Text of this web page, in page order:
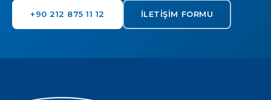
+90 212 875 11 12 İLETIŞIM FORMU